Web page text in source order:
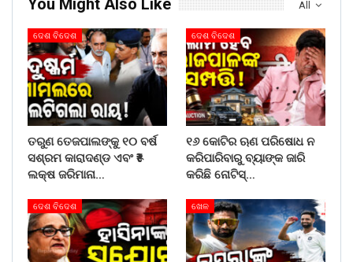
All
You Might Also Like
ଦେଶ ବିଦେଶ
ତରୁଣ ତେଜପାଲଙ୍କୁ ୧୦ ବର୍ଷ
ସଶ୍ରମ କାରାଦଣ୍ଡ ଏବଂ ₹୫
ଲକ୍ଷ ଜରିମାନା…
ଦେଶ ବିଦେଶ
୧୬ କୋଟିର ଋଣ ପରିଷୋଧ ନ
କରିପାରିବାରୁ ବ୍ୟାଙ୍କ ଜାରି
କରିଛି ନୋଟିସ୍…
ଦେଶ ବିଦେଶ ଖେଳ